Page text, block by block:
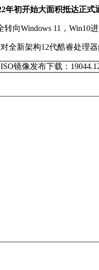
年初开始大面积抵达正式
向Windows 11，Win10
全新架构12代酷睿处理